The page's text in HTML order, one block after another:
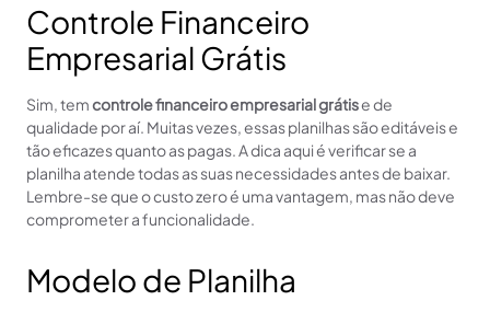
Controle Financeiro
Empresarial Grátis
Sim, temcontrole financeiro empresarial grátise de
qualidade por aí. Muitas vezes, essas planilhas são editáveis e
tão eficazes quanto as pagas. A dica aqui é verificar se a
planilha atende todas as suas necessidades antes de baixar.
Lembre-se que o custo zero é uma vantagem, mas não deve
comprometer a funcionalidade.
Modelo de Planilha